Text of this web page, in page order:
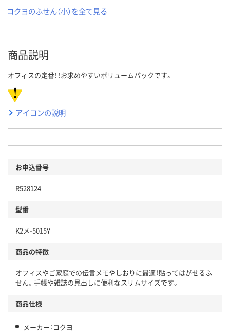
コクヨのふせん（小）を全て見る
商品説明
オフィスの定番！！お求めやすいボリュームパックです。
アイコンの説明
お申込番号
R528124
型番
K2メ-5015Y
商品の特徴
オフィスやご家庭での伝言メモやしおりに最適！貼ってはがせるふ
せん。手帳や雑誌の見出しに便利なスリムサイズです。
商品仕様
メーカー：コクヨ